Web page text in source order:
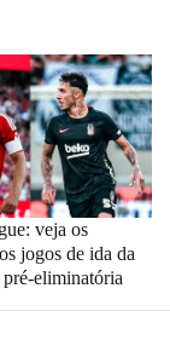
veja os
jogos de ida da
pré-eliminatória